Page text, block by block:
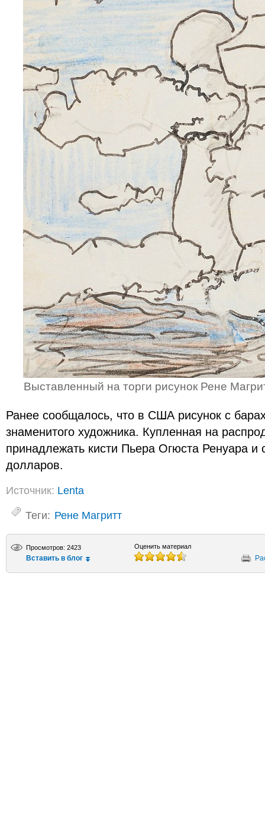
Выставленный на торги рисунок Рене
Ранее сообщалось, что в США рисунок с
знаменитого художника. Купленная на
принадлежать кисти Пьера Огюста Ренуара и
долларов.
Источник: Lenta
Теги: Рене Магритт
Просмотров: 2423
Вставить в блог
Оценить материал